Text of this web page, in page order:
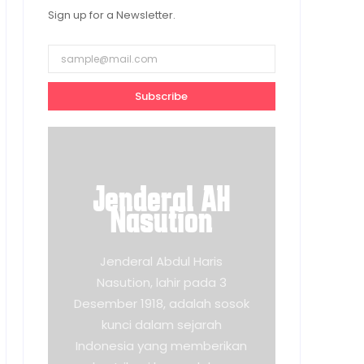
Sign up for a Newsletter.
Subscribe
Jenderal AH
Nasution
Jenderal Abdul Haris
Nasution, lahir pada 3
Desember 1918, adalah sosok
kunci dalam sejarah
Indonesia yang memberikan